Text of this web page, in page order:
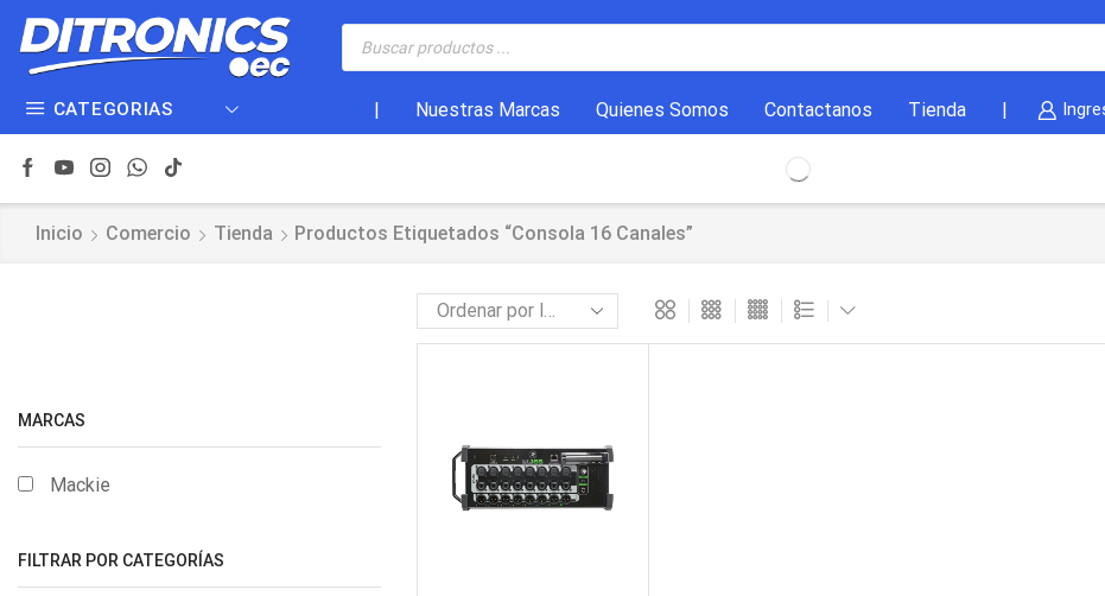
CATEGORIAS Nuestras Marcas Quienes Somos Contactanos Tienda
Inicio Comercio Tienda Productos Etiquetados “consola 16 Canales”
MARCAS
Mackie
FILTRAR POR CATEGORÍAS